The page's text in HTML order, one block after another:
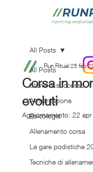
All Posts
Storie di successo
Alimentazione
Psicologia
Allenamento corsa
Le gare podistiche
Tecniche di
All Posts
Corsa in
evoluti
Run Ritual 25 feb
Aggiornamento: 22